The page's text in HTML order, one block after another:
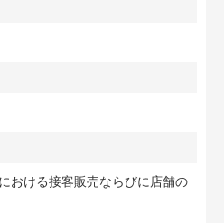
おける接客販売ならびに店舗の